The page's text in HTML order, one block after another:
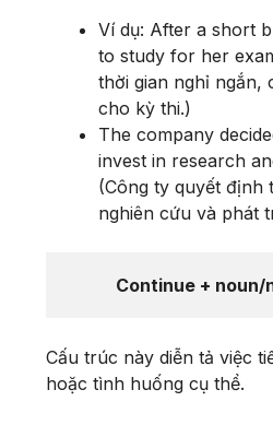
Ví dụ: After a short
to study for her
thời gian nghỉ ngắn,
cho kỳ thi.)
The company
invest in research
(Công ty quyết định
nghiên cứu và phát
Continue + noun/
Cấu trúc này diễn tả việc
hoặc tình huống cụ thể.